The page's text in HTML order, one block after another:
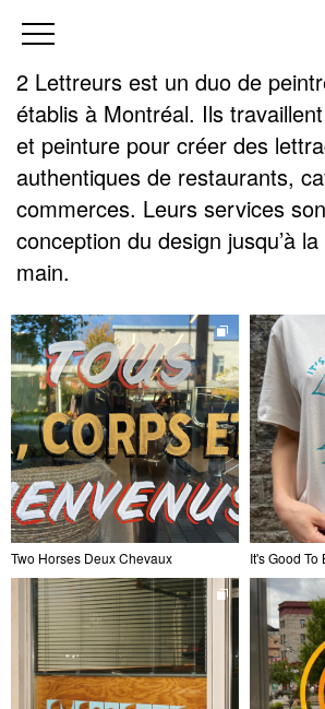
2 Lettreurs est un duo de
établis à Montréal. Ils
et peinture pour créer des
authentiques de restaurants,
commerces. Leurs services
conception du design jusqu’à
main.
Two Horses Deux Chevaux It's Good To